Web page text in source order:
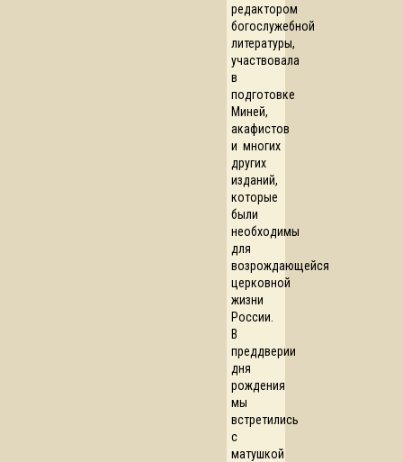
редактором
богослужебной
литературы,
участвовала
в
подготовке
Миней,
акафистов
и многих
других
изданий,
которые
были
необходимы
для
возрождающейся
церковной
жизни
России.
В
преддверии
дня
рождения
мы
встретились
с
матушкой